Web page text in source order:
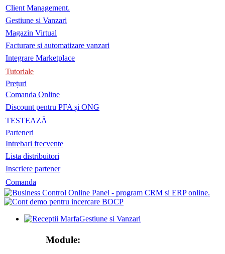
Client Management.
Gestiune si Vanzari
Magazin Virtual
Facturare si automatizare vanzari
Integrare Marketplace
Tutoriale
Prețuri
Comanda Online
Discount pentru PFA și ONG
TESTEAZĂ
Parteneri
Intrebari frecvente
Lista distribuitori
Inscriere partener
Comanda
Gestiune si Vanzari
Module: